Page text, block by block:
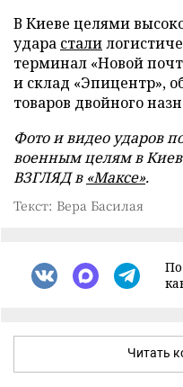
В Киеве целями
удара стали
терминал «Новой
и склад «Эпицентр»,
товаров двойного
Фото и видео ударов
военным целям в
ВЗГЛЯД в «Максе».
Текст: Вера Басилая
Читать